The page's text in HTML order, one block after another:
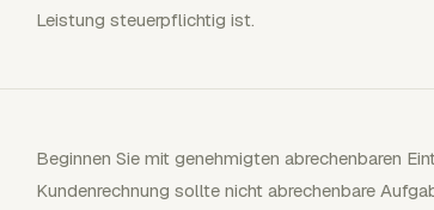
Leistung steuerpflichtig ist.
Beginnen Sie mit genehmigten abrechenbaren
Kundenrechnung sollte nicht abrechenbare